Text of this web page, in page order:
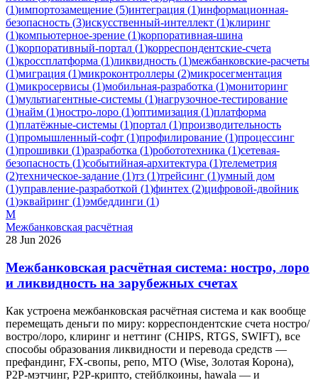
(1)импортозамещение (5)интеграция (1)информационная-
безопасность (3)искусственный-интеллект (1)клиринг
(1)компьютерное-зрение (1)корпоративная-шина
(1)корпоративный-портал (1)корреспондентские-счета
(1)кроссплатформа (1)ликвидность (1)межбанковские-расчеты
(1)миграция (1)микроконтроллеры (2)микросегментация
(1)микросервисы (1)мобильная-разработка (1)мониторинг
(1)мультиагентные-системы (1)нагрузочное-тестирование
(1)найм (1)ностро-лоро (1)оптимизация (1)платформа
(1)платёжные-системы (1)портал (1)производительность
(1)промышленный-софт (1)профилирование (1)процессинг
(1)прошивки (1)разработка (1)робототехника (1)сетевая-
безопасность (1)событийная-архитектура (1)телеметрия
(2)техническое-задание (1)тз (1)трейсинг (1)умный дом
(1)управление-разработкой (1)финтех (2)цифровой-двойник
(1)эквайринг (1)эмбеддинги (1)
М
Межбанковская расчётная
28 Jun 2026
Межбанковская расчётная система: ностро, лоро
и ликвидность на зарубежных счетах
Как устроена межбанковская расчётная система и как вообще
перемещать деньги по миру: корреспондентские счета ностро/
востро/лоро, клиринг и неттинг (CHIPS, RTGS, SWIFT), все
способы образования ликвидности и перевода средств —
префандинг, FX-свопы, репо, MTO (Wise, Золотая Корона),
P2P-мэтчинг, P2P-крипто, стейблкоины, hawala — и